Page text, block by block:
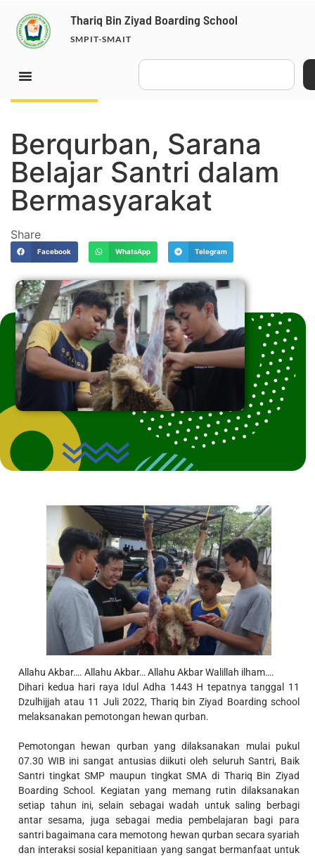
Thariq Bin Ziyad Boarding School
SMPIT-SMAIT
Berqurban, Sarana
Belajar Santri dalam
Bermasyarakat
Share
Facebook WhatsApp Telegram
Allahu Akbar…. Allahu Akbar… Allahu Akbar Walillah ilham….
Dihari kedua hari raya Idul Adha 1443 H tepatnya tanggal 11
Dzulhijjah atau 11 Juli 2022, Thariq bin Ziyad Boarding school
melaksanakan pemotongan hewan qurban.
Pemotongan hewan qurban yang dilaksanakan mulai pukul
07.30 WIB ini sangat antusias diikuti oleh seluruh Santri, Baik
Santri tingkat SMP maupun tingkat SMA di Thariq Bin Ziyad
Boarding School. Kegiatan yang memang rutin dilaksanakan
setiap tahun ini, selain sebagai wadah untuk saling berbagi
antar sesama, juga sebagai media pembelajaran bagi para
santri bagaimana cara memotong hewan qurban secara syariah
dan interaksi sosial kepanitiaan yang sangat bermanfaat untuk